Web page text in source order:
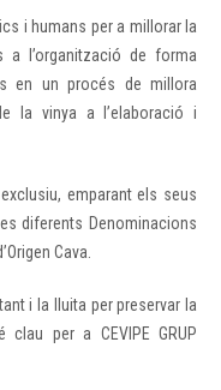
i humans per a millorar la
a l’organització de forma
en un procés de millora
la vinya a l’elaboració i
emparant els seus
diferents Denominacions
Cava.
i la lluita per preservar la
per a CEVIPE GRUP